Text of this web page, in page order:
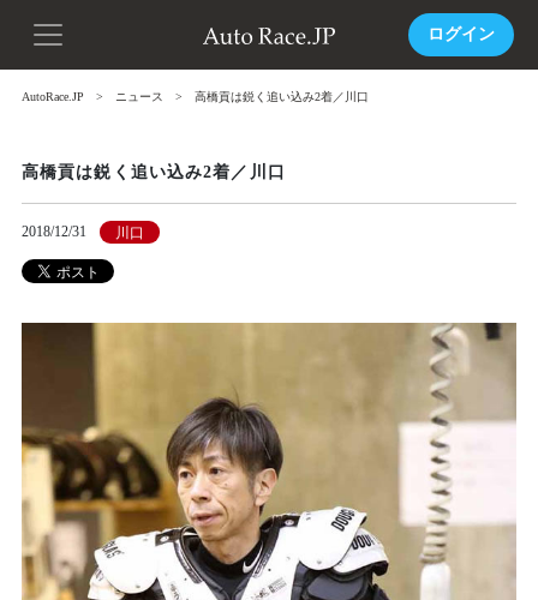
ログイン
AutoRace.JP ニュース 高橋貢は鋭く追い込み2着／川口
高橋貢は鋭く追い込み2着／川口
2018/12/31 川口